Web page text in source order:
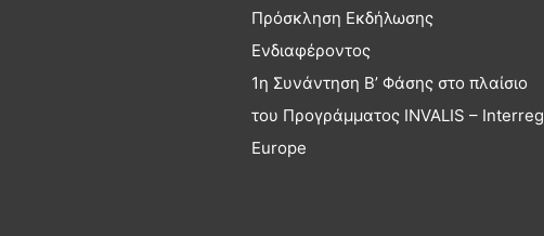
Πρόσκληση Εκδήλωσης
Ενδιαφέροντος
1η Συνάντηση Β’ Φάσης στο πλαίσιο
του Προγράμματος INVALIS – Interreg
Europe